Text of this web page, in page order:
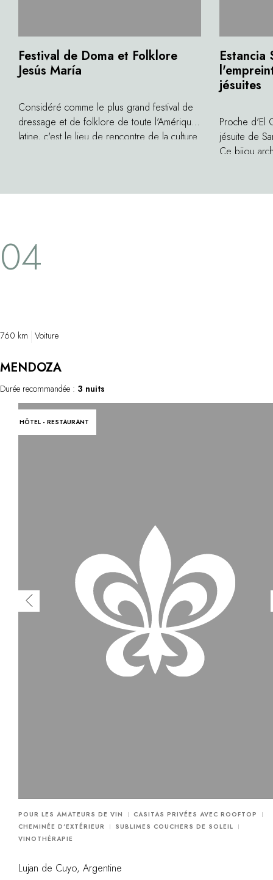
Festival de Doma et Folklore
Jesús María
Considéré comme le plus grand festival de
dressage et de folklore de toute l'Amérique
latine, c'est le lieu de rencontre de la culture
monture, danses folkloriques, asados et
Estancia
jésuites
Proche d'El
jésuite de
Ce bijou
dans la
04
760 km Voiture
Durée recommandée : 3 nuits
MENDOZA
HÔTEL - RESTAURANT
POUR LES AMATEURS DE VIN
CASITAS PRIVÉES AVEC ROOFTOP
CHEMINÉE D'EXTÉRIEUR
SUBLIMES COUCHERS DE SOLEIL
VINOTHÉRAPIE
Lujan de Cuyo, Argentine